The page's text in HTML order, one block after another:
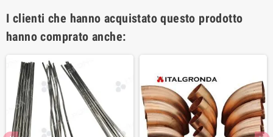
I clienti che hanno acquistato questo prodotto
hanno comprato anche: